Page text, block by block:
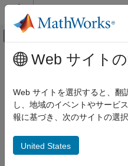
コンテンツへスキップ
オフキャンバ
リソース
ステータス
メインコンテンツ
Web サイト
Web サイトを選択すると、翻
し、地域のイベントやサービ
報に基づき、次のサイトの選
United States